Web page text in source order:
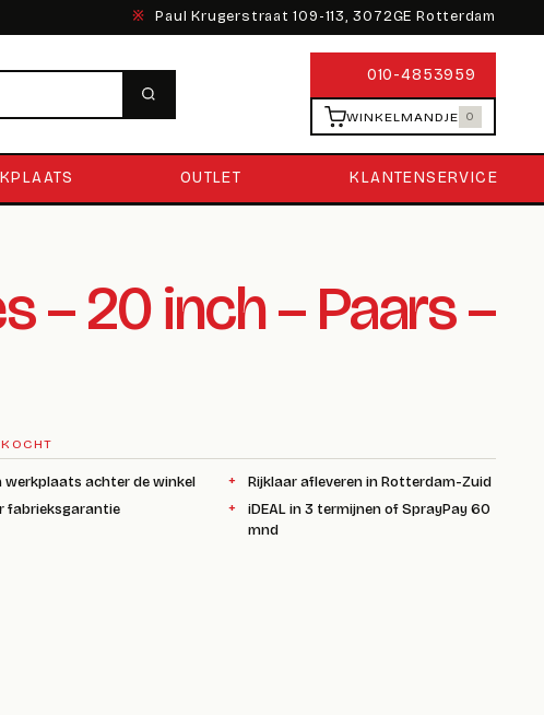
※ Paul Krugerstraat 109-113, 3072GE Rotterdam
010-4853959
WINKELMANDJE 0
OUTLET KLANTENSERVICE
– 20 inch – Paars –
werkplaats achter de winkel
Rijklaar afleveren in Rotterdam-Zuid
fabrieksgarantie
iDEAL in 3 termijnen of SprayPay 60
mnd